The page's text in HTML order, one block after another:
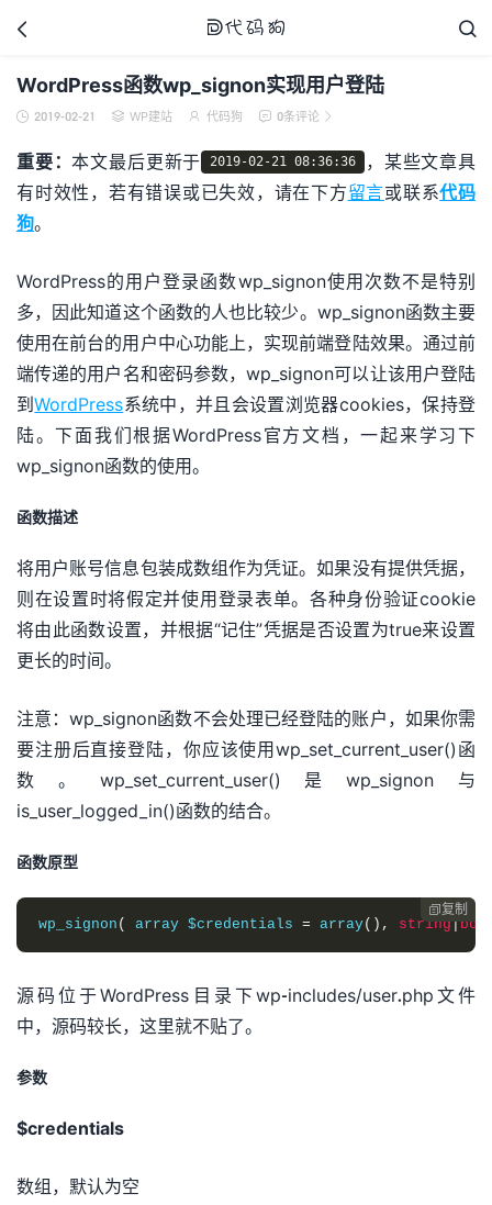

代码狗
 
WordPress函数wp_signon实现用户登陆
 2019-02-21  WP建站  代码狗  0条评论 
重要：本文最后更新于 2019-02-21 08:36:36
，某些文章具
有时效性，若有错误或已失效，请在下方留言或联系代码
狗。
WordPress的用户登录函数wp_signon使用次数不是特别
多，因此知道这个函数的人也比较少。wp_signon函数主要
使用在前台的用户中心功能上，实现前端登陆效果。通过前
端传递的用户名和密码参数，wp_signon可以让该用户登陆
到WordPress系统中，并且会设置浏览器cookies，保持登
陆。下面我们根据WordPress官方文档，一起来学习下
wp_signon函数的使用。
函数描述
将用户账号信息包装成数组作为凭证。如果没有提供凭据，
则在设置时将假定并使用登录表单。各种身份验证cookie
将由此函数设置，并根据“记住”凭据是否设置为true来设置
更长的时间。
注意：wp_signon函数不会处理已经登陆的账户，如果你需
要注册后直接登陆，你应该使用wp_set_current_user()函
数。wp_set_current_user()是wp_signon与
is_user_logged_in()函数的结合。
函数原型
复制
wp_signon ( array $credentials = array() , string |
源码位于WordPress目录下wp-includes/user.php文件
中，源码较长，这里就不贴了。
参数
$credentials
数组，默认为空